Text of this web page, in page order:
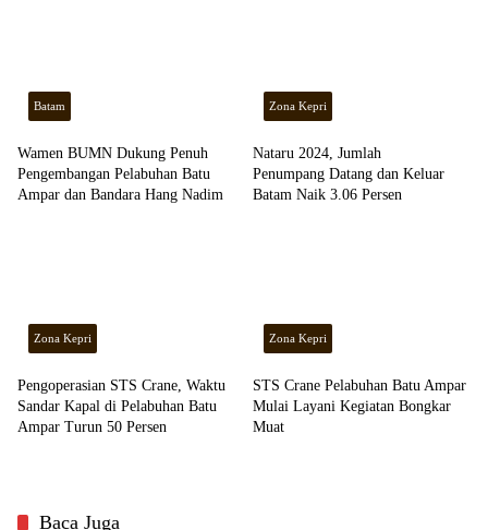
Batam
Wamen BUMN Dukung Penuh
Pengembangan Pelabuhan Batu
Ampar dan Bandara Hang Nadim
Zona Kepri
Nataru 2024, Jumlah
Penumpang Datang dan Keluar
Batam Naik 3.06 Persen
Zona Kepri
Pengoperasian STS Crane, Waktu
Sandar Kapal di Pelabuhan Batu
Ampar Turun 50 Persen
Zona Kepri
STS Crane Pelabuhan Batu Ampar
Mulai Layani Kegiatan Bongkar
Muat
Baca Juga